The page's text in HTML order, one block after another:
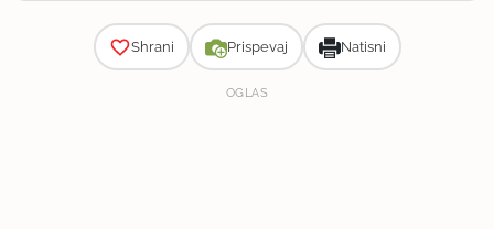
Shrani Prispevaj Natisni
OGLAS